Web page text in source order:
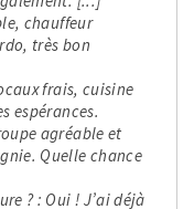
chauffeur
très bon
frais, cuisine
espérances.
agréable et
Quelle chance
? : Oui ! J’ai déjà